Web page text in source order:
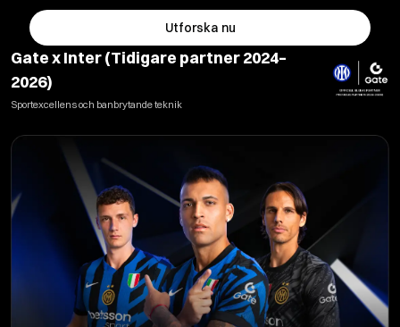
Utforska nu
Gate x Inter (Tidigare partner 2024–
2026)
Sportexcellens och banbrytande teknik